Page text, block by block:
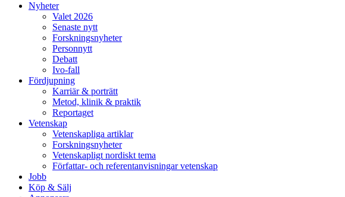
Nyheter
Valet 2026
Senaste nytt
Forskningsnyheter
Personnytt
Debatt
Ivo-fall
Fördjupning
Karriär & porträtt
Metod, klinik & praktik
Reportaget
Vetenskap
Vetenskapliga artiklar
Forskningsnyheter
Vetenskapligt nordiskt tema
Författar- och referentanvisningar vetenskap
Jobb
Köp & Sälj